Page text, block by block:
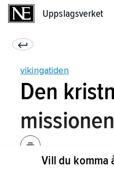
Uppslagsverket
vikingatiden
Den
missionen
Vill du komma